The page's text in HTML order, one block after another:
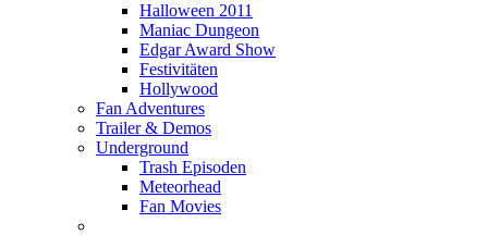
Halloween 2011
Maniac Dungeon
Edgar Award Show
Festivitäten
Hollywood
Fan Adventures
Trailer & Demos
Underground
Trash Episoden
Meteorhead
Fan Movies